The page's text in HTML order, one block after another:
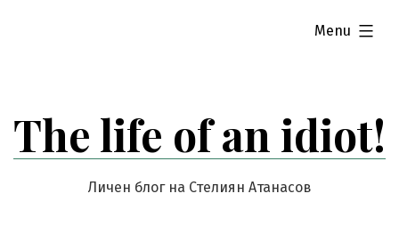
The life of an idiot!
Личен блог на Стелиян Атанасов
Menu
expanded